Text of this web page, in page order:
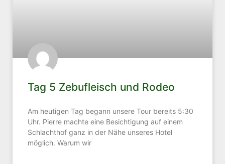
Tag 5 Zebufleisch und Rodeo
Am heutigen Tag begann unsere Tour bereits 5:30
Uhr. Pierre machte eine Besichtigung auf einem
Schlachthof ganz in der Nähe unseres Hotel
möglich. Warum wir